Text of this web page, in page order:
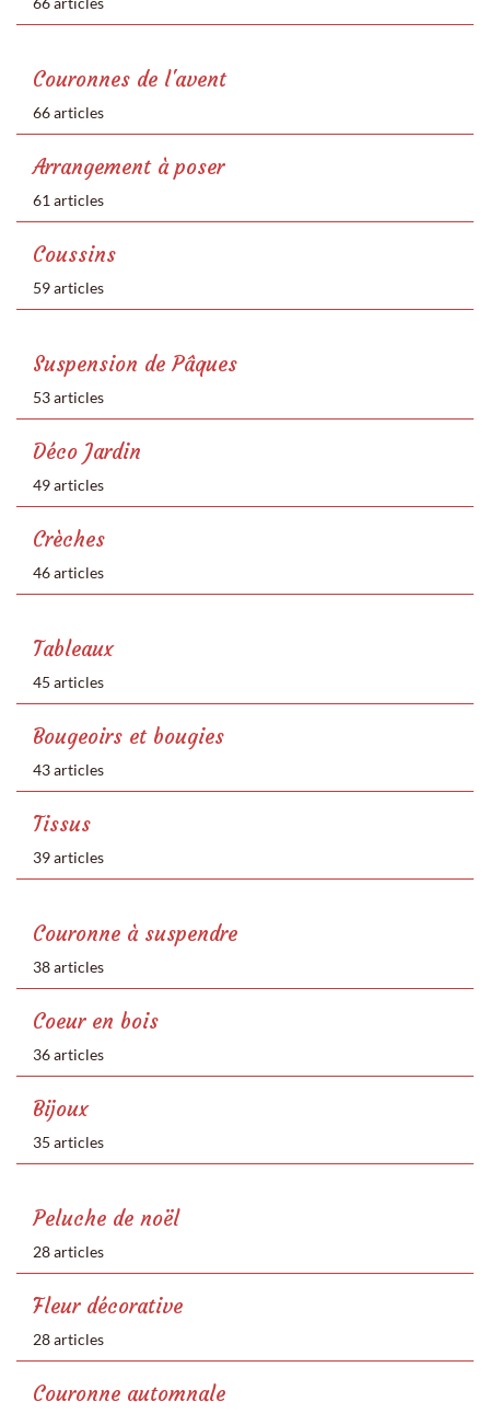
Couronnes de l'avent
66 articles
Arrangement à poser
61 articles
Coussins
59 articles
Suspension de Pâques
53 articles
Déco Jardin
49 articles
Crèches
46 articles
Tableaux
45 articles
Bougeoirs et bougies
43 articles
Tissus
39 articles
Couronne à suspendre
38 articles
Coeur en bois
36 articles
Bijoux
35 articles
Peluche de noël
28 articles
Fleur décorative
28 articles
Couronne automnale